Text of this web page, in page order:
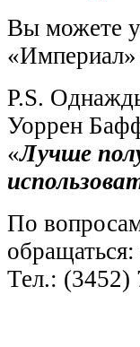
Вы можете
«Империал»
P.S.
Уоррен
«Лучше
По
Тел.: (3452)